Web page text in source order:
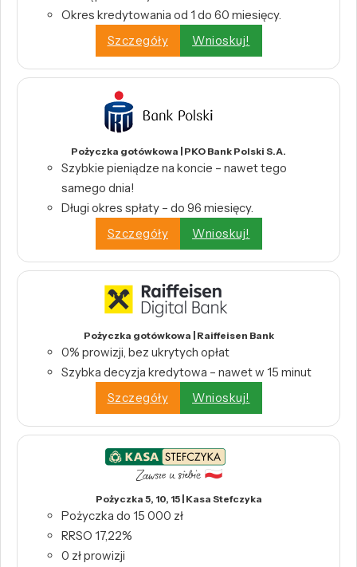
Okres kredytowania od 1 do 60 miesięcy.
Szczegóły
Wnioskuj!
Pożyczka gotówkowa | PKO Bank Polski S.A.
Szybkie pieniądze na koncie – nawet tego
samego dnia!
Długi okres spłaty – do 96 miesięcy.
Szczegóły
Wnioskuj!
Pożyczka gotówkowa | Raiffeisen Bank
0% prowizji, bez ukrytych opłat
Szybka decyzja kredytowa – nawet w 15 minut
Szczegóły
Wnioskuj!
Pożyczka 5, 10, 15 | Kasa Stefczyka
Pożyczka do 15 000 zł
RRSO 17,22%
0 zł prowizji